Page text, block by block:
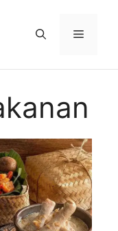
Menu